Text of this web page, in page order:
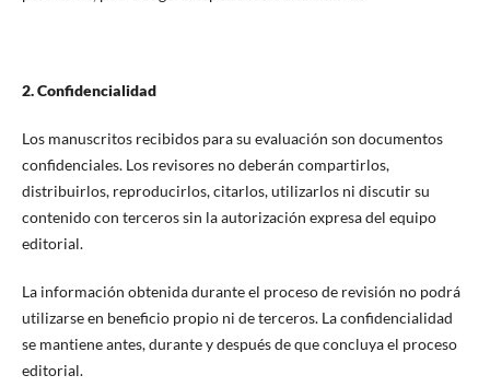
2. Confidencialidad
Los manuscritos recibidos para su evaluación son documentos
confidenciales. Los revisores no deberán compartirlos,
distribuirlos, reproducirlos, citarlos, utilizarlos ni discutir su
contenido con terceros sin la autorización expresa del equipo
editorial.
La información obtenida durante el proceso de revisión no podrá
utilizarse en beneficio propio ni de terceros. La confidencialidad
se mantiene antes, durante y después de que concluya el proceso
editorial.